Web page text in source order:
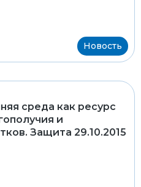
Новость
среда как ресурс
и
Защита 29.10.2015